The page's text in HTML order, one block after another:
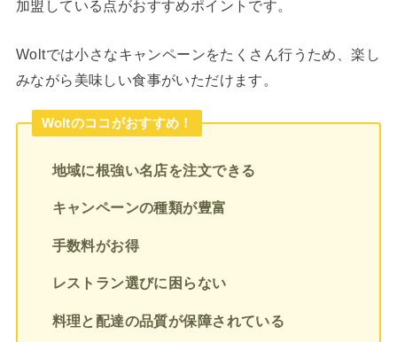
加盟している点がおすすめポイントです。
Woltでは小さなキャンペーンをたくさん行うため、楽し
みながら美味しい食事がいただけます。
Woltのココがおすすめ！
地域に根強い名店を注文できる
キャンペーンの種類が豊富
手数料がお得
レストラン選びに困らない
料理と配達の品質が保障されている